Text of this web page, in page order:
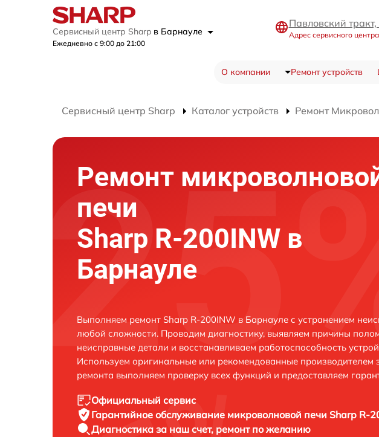
Сервисный центр Sharp в Барнауле
Ежедневно с 9:00 до 21:00
Павловский
Адрес сервисного
О компании Ремонт устройств
Сервисный центр Sharp Каталог устройств Ремонт
Ремонт
печи
Sharp R-200INW в
Барнауле
Выполняем ремонт Sharp R-200INW в Барнауле с устранением
любой сложности. Проводим диагностику, выявляем причины
неисправные детали и восстанавливаем работоспособность
Используем оригинальные или рекомендованные производителем
ремонта выполняем проверку всех функций и предоставляем
Официальный сервис
Гарантийное обслуживание микроволновой печи Sharp R-
Диагностика за наш счет, ремонт по желанию